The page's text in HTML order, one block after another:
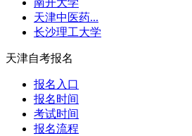
南开大学
天津中医药...
长沙理工大学
天津自考报名
报名入口
报名时间
考试时间
报名流程